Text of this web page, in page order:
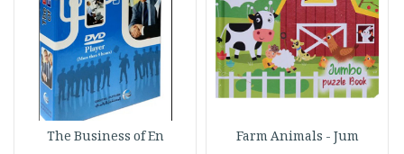
Farm Animals - Jum
The Business of En